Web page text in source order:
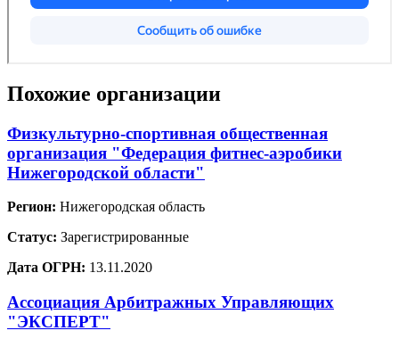
Похожие организации
Физкультурно-спортивная общественная
организация "Федерация фитнес-аэробики
Нижегородской области"
Регион: Нижегородская область
Статус: Зарегистрированные
Дата ОГРН: 13.11.2020
Ассоциация Арбитражных Управляющих
"ЭКСПЕРТ"